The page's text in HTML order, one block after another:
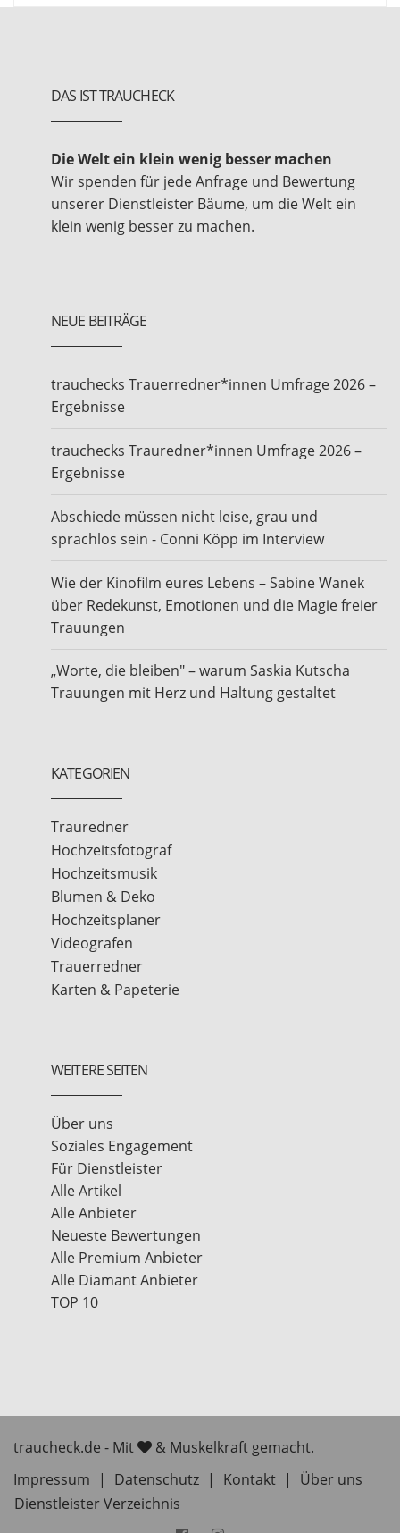
DAS IST TRAUCHECK
Die Welt ein klein wenig besser machen
Wir spenden für jede Anfrage und Bewertung
unserer Dienstleister Bäume, um die Welt ein
klein wenig besser zu machen.
NEUE BEITRÄGE
trauchecks Trauerredner*innen Umfrage 2026 –
Ergebnisse
trauchecks Trauredner*innen Umfrage 2026 –
Ergebnisse
Abschiede müssen nicht leise, grau und
sprachlos sein - Conni Köpp im Interview
Wie der Kinofilm eures Lebens – Sabine Wanek
über Redekunst, Emotionen und die Magie freier
Trauungen
„Worte, die bleiben" – warum Saskia Kutscha
Trauungen mit Herz und Haltung gestaltet
KATEGORIEN
Trauredner
Hochzeitsfotograf
Hochzeitsmusik
Blumen & Deko
Hochzeitsplaner
Videografen
Trauerredner
Karten & Papeterie
WEITERE SEITEN
Über uns
Soziales Engagement
Für Dienstleister
Alle Artikel
Alle Anbieter
Neueste Bewertungen
Alle Premium Anbieter
Alle Diamant Anbieter
TOP 10
traucheck.de - Mit
& Muskelkraft gemacht.
Impressum
| Datenschutz | Kontakt |
Über uns
Dienstleister Verzeichnis